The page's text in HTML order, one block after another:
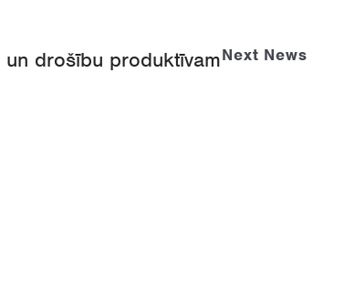
un drošību produktīvamNext News